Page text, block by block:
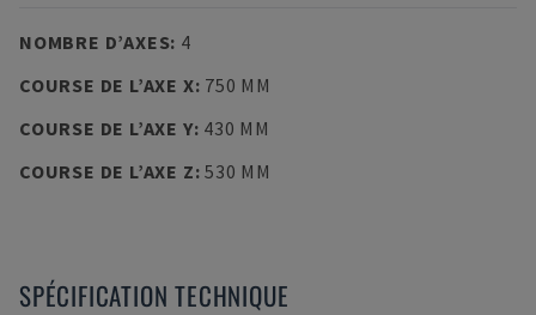
NOMBRE D’AXES: 4
COURSE DE L’AXE X: 750 MM
COURSE DE L’AXE Y: 430 MM
COURSE DE L’AXE Z:530 MM
SPÉCIFICATION TECHNIQUE